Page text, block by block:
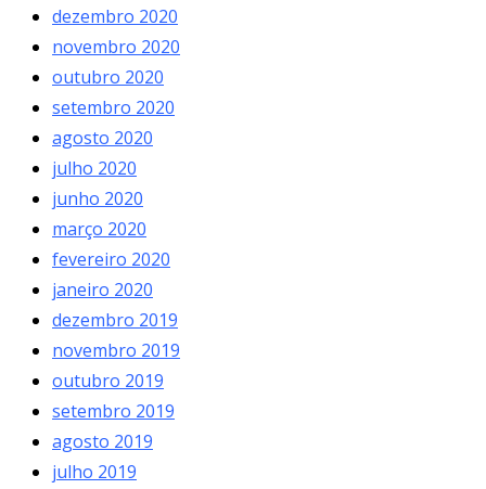
dezembro 2020
novembro 2020
outubro 2020
setembro 2020
agosto 2020
julho 2020
junho 2020
março 2020
fevereiro 2020
janeiro 2020
dezembro 2019
novembro 2019
outubro 2019
setembro 2019
agosto 2019
julho 2019